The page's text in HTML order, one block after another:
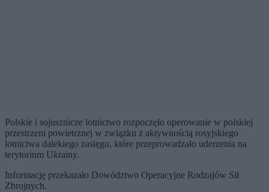
Polskie i sojusznicze lotnictwo rozpoczęło operowanie w polskiej
przestrzeni powietrznej w związku z aktywnością rosyjskiego
lotnictwa dalekiego zasięgu, które przeprowadzało uderzenia na
terytorium Ukrainy.
Informację przekazało Dowództwo Operacyjne Rodzajów Sił
Zbrojnych.